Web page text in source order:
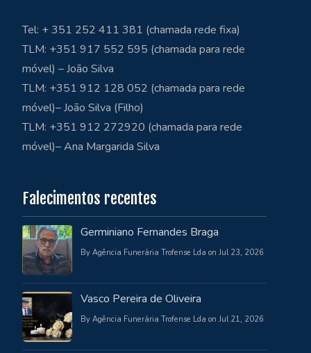
Tel: + 351 252 411 381 (chamada rede fixa)
TLM: +351 917 552 595 (chamada para rede
móvel) – João Silva
TLM: +351 912 128 052 (chamada para rede
móvel)– João Silva (Filho)
TLM: +351 912 272920 (chamada para rede
móvel)– Ana Margarida Silva
Falecimentos recentes
Germiniano Fernandes Braga
By Agência Funerária Trofense Lda on Jul 23, 2026
Vasco Pereira de Oliveira
By Agência Funerária Trofense Lda on Jul 21, 2026